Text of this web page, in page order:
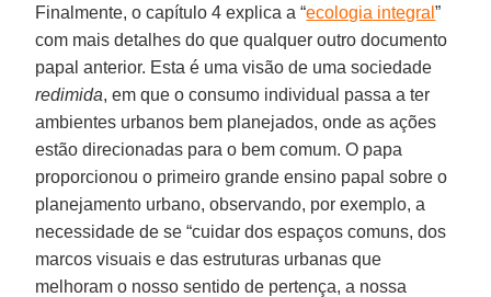
Finalmente, o capítulo 4 explica a “ecologia integral”
com mais detalhes do que qualquer outro documento
papal anterior. Esta é uma visão de uma sociedade
redimida, em que o consumo individual passa a ter
ambientes urbanos bem planejados, onde as ações
estão direcionadas para o bem comum. O papa
proporcionou o primeiro grande ensino papal sobre o
planejamento urbano, observando, por exemplo, a
necessidade de se “cuidar dos espaços comuns, dos
marcos visuais e das estruturas urbanas que
melhoram o nosso sentido de pertença, a nossa